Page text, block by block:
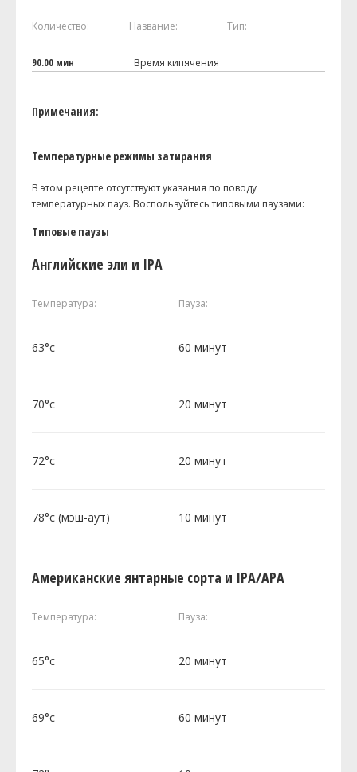
Количество: Название: Тип:
90.00 мин Время кипячения
Примечания:
Температурные режимы затирания
В этом рецепте отсутствуют указания по поводу
температурных пауз. Воспользуйтесь типовыми паузами:
Типовые паузы
Английские эли и IPA
Температура: Пауза:
63°c 60 минут
70°c 20 минут
72°c 20 минут
78°c (мэш-аут) 10 минут
Американские янтарные сорта и IPA/APA
Температура: Пауза:
65°c 20 минут
69°c 60 минут